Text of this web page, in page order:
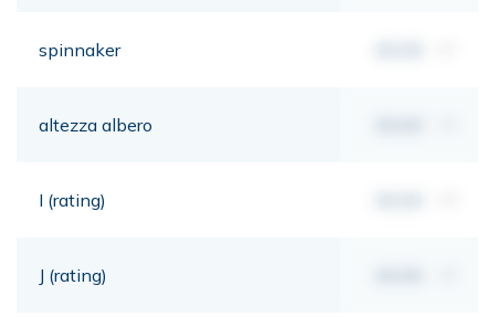
spinnaker
altezza albero
I (rating)
J (rating)